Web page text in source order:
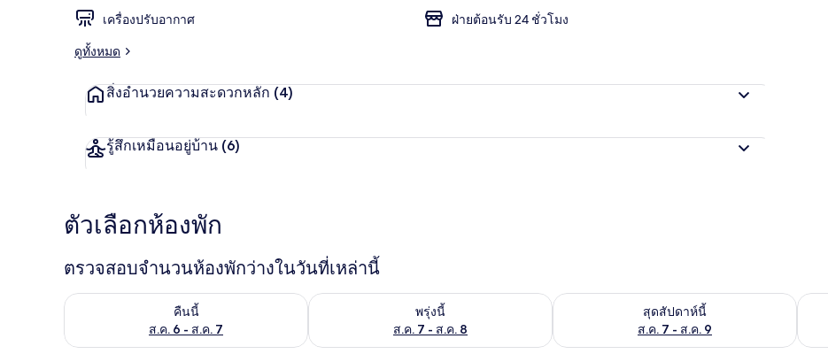
ชื่น
ด
ก
ง
เครื่องปรับอากาศ
ฝ่ายต้อนรับ 24 ชั่วโมง
ดูทั้งหมด
สิ่งอำนวยความสะดวกหลัก (4)
รู้สึกเหมือนอยู่บ้าน (6)
ตัวเลือกห้องพัก
ตรวจสอบจำนวนห้องพักว่างในวันที่เหล่านี้
คืนนี้
ส.ค. 6 - ส.ค. 7
ตรวจสอบจำนวนห้องพักว่างในคืนนี้ ส.ค. 6 - ส.ค. 7
พรุ่งนี้
ส.ค. 7 - ส.ค. 8
ตรวจสอบจำนวนห้องพักว่างในพรุ่งนี้ ส.ค. 7 - ส.ค. 8
สุดสัปดาห์นี้
ส.ค. 7 - ส.ค. 9
ตรวจสอบจำนวนห้องพักว่างในสุดสัปดาห์นี้ ส
ตรว